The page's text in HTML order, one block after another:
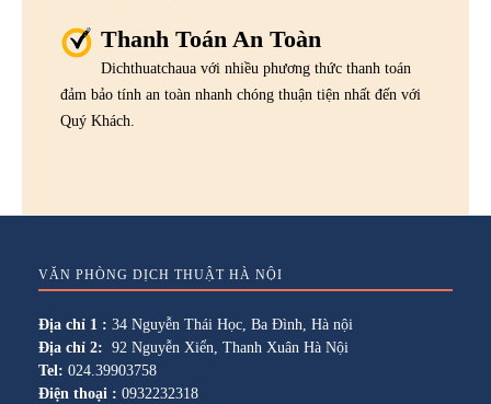
Thanh Toán An Toàn
Dichthuatchaua với nhiều phương thức thanh toán
đảm bảo tính an toàn nhanh chóng thuận tiện nhất đến với
Quý Khách.
VĂN PHÒNG DỊCH THUẬT HÀ NỘI
Địa chỉ 1 : 34 Nguyễn Thái Học, Ba Đình, Hà nội
Địa chỉ 2: 92 Nguyễn Xiển, Thanh Xuân Hà Nội
Tel: 024.39903758
Điện thoại : 0932232318